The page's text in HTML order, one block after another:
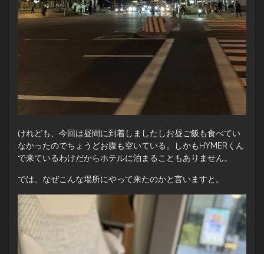
けれども、今回は昼間に到着しましたしお昼ご飯も食べてい
なかったのでちょうどお腹も空いている。しかもHYMERくん
で来ているわけだからホテルに泊まることもありません。
では、なぜこんな場所にやって来たのかと言いますと。